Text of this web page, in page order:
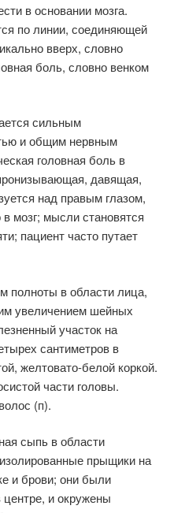
в основании мозга.
по линии, соединяющей
вверх, словно
боль, словно венком
сильным
и общим нервным
головная боль в
давящая,
над правым глазом,
в мозг; мысли становятся
пациент часто путает
полноты в области лица,
увеличением шейных
участок на
сантиметров в
желтовато-белой коркой.
части головы.
(п).
сыпь в области
изолированные прыщики на
и брови; они были
и окружены